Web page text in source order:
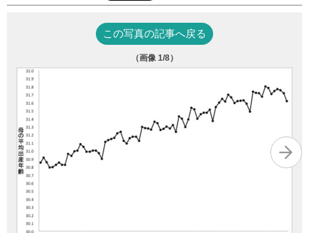
この写真の記事へ戻る
（画像 1/8）